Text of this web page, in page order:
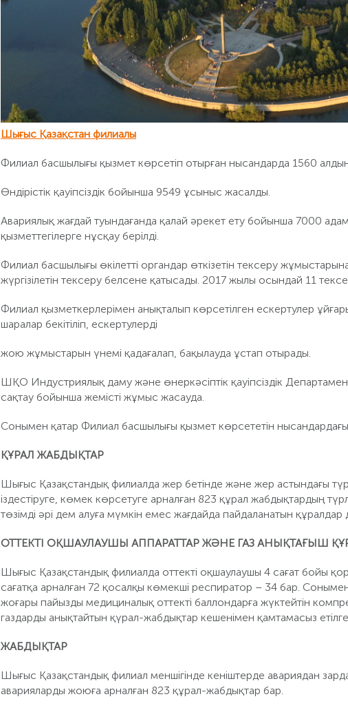
Шығыс Қазақстан филиалы
Филиал басшылығы қызмет көрсетіп отырған нысандарда 1560 алдын
Өндірістік қауіпсіздік бойынша 9549 ұсыныс жасалды.
Авариялық жағдай туындағанда қалай әрекет ету бойынша 7000
қызметтегілерге нұсқау берілді.
Филиал басшылығы өкілетті органдар өткізетін тексеру
жүргізілетін тексеру белсене қатысады. 2017 жылы осындай 11
Филиал қызметкерлерімен анықталып көрсетілген ескертулер
шаралар бекітіліп, ескертулерді
жою жұмыстарын үнемі қадағалап, бақылауда ұстап отырады.
ШҚО Индустриялық даму және өнеркәсіптік қауіпсіздік
сақтау бойынша жемісті жұмыс жасауда.
Сонымен қатар Филиал басшылығы қызмет көрсететін нысандардағы
ҚҰРАЛ ЖАБДЫҚТАР
Шығыс Қазақстандық филиалда жер бетінде және жер астындағы
іздестіруге, көмек көрсетуге арналған 823 құрал жабдықтардың
төзімді әрі дем алуға мүмкін емес жағдайда пайдаланатын құралдар
ОТТЕКТІ ОҚШАУЛАУШЫ АППАРАТТАР ЖӘНЕ ГАЗ АНЫҚТАҒЫШ
Шығыс Қазақстандық филиалда оттекті оқшаулаушы 4 сағат бойы
сағатқа арналған 72 қосалқы көмекші респиратор – 34 бар.
жоғары пайызды медициналық оттекті баллондарға жүктейтін
газдарды анықтайтын қүрал-жабдықтар кешенімен қамтамасыз
ЖАБДЫҚТАР
Шығыс Қазақстандық филиал меншігінде кеніштерде авариядан
аварияларды жоюға арналған 823 құрал-жабдықтар бар.